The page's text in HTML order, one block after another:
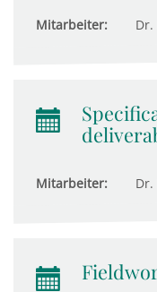
Mitarbeiter:
Mitarbeiter: